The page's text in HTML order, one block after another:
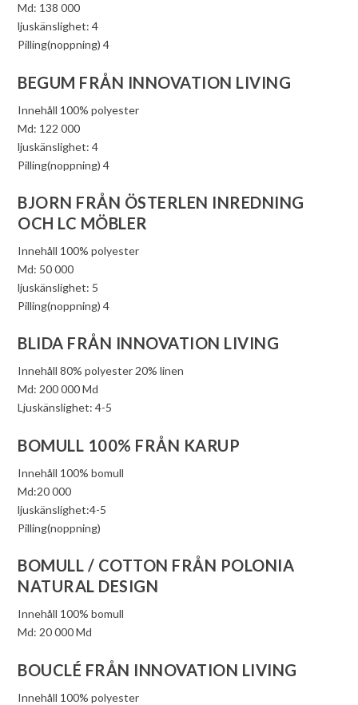
Md: 138 000
ljuskänslighet: 4
Pilling(noppning) 4
BEGUM FRÅN INNOVATION LIVING
Innehåll 100% polyester
Md: 122 000
ljuskänslighet: 4
Pilling(noppning) 4
BJORN FRÅN ÖSTERLEN INREDNING
OCH LC MÖBLER
Innehåll 100% polyester
Md: 50 000
ljuskänslighet: 5
Pilling(noppning) 4
BLIDA FRÅN INNOVATION LIVING
Innehåll 80% polyester 20% linen
Md: 200 000 Md
Ljuskänslighet: 4-5
BOMULL 100% FRÅN KARUP
Innehåll 100% bomull
Md:20 000
ljuskänslighet:4-5
Pilling(noppning)
BOMULL / COTTON FRÅN POLONIA
NATURAL DESIGN
Innehåll 100% bomull
Md: 20 000 Md
BOUCLÉ FRÅN INNOVATION LIVING
Innehåll 100% polyester